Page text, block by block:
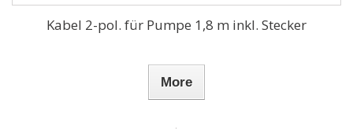
Kabel 2-pol. für Pumpe 1,8 m inkl. Stecker
More